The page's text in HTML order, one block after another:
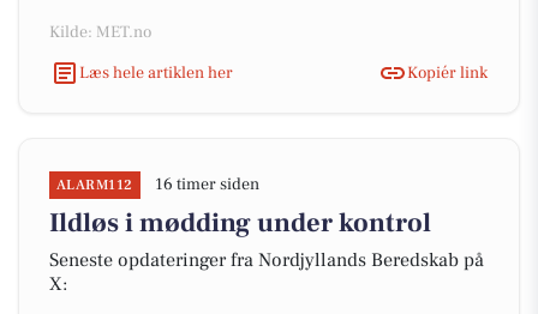
Kilde: MET.no
Læs hele artiklen her
Kopiér link
ALARM112 16 timer siden
Ildløs i mødding under kontrol
Seneste opdateringer fra Nordjyllands Beredskab på
X: